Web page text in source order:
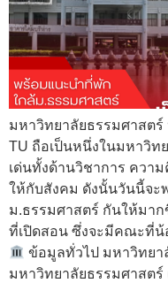
มหาวิทยาลัยธรรมศาสต
TU ถือเป็นหนึ่งในมหาวิท
เด่นทั้งด้านวิชาการ ควา
ให้กับสังคม ดังนั้นวันนี้จะ
ม.ธรรมศาสตร์ กันให้มา
ที่เปิดสอน ซึ่งจะมีคณะที่น้
ข้อมูลทั่วไป มหาวิทยา
มหาวิทยาลัยธรรมศาสตร์